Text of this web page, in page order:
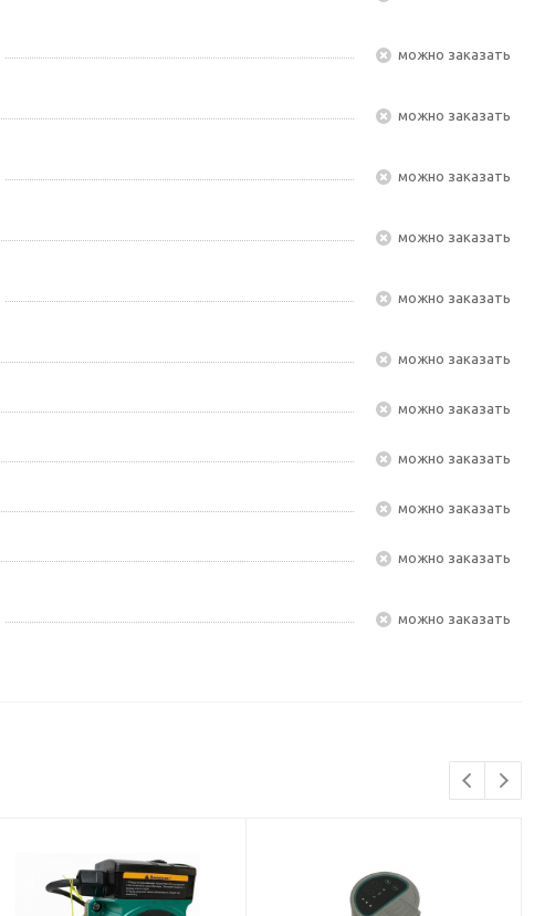
Можно заказать
Можно заказать
Можно заказать
Можно заказать
Можно заказать
Можно заказать
Можно заказать
Можно заказать
Можно заказать
Можно заказать
Можно заказать